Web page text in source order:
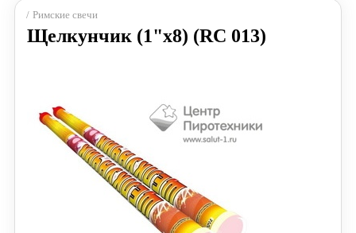
Римские свечи
Щелкунчик (1"х8) (RC 013)